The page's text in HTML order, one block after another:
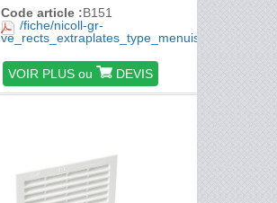
Code article :B151
/fiche/nicoll-gr-
ve_rects_extraplates_type_menuiserie.pdf
VOIR PLUS ou DEVIS